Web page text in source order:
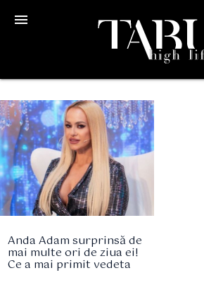
menu
Anda Adam surprinsă de
mai multe ori de ziua ei!
Ce a mai primit vedeta